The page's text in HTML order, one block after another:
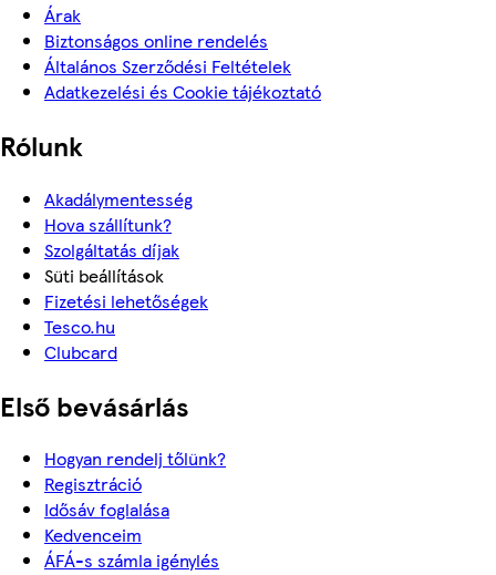
Árak
Biztonságos online rendelés
Általános Szerződési Feltételek
Adatkezelési és Cookie tájékoztató
Rólunk
Akadálymentesség
Hova szállítunk?
Szolgáltatás díjak
Süti beállítások
Fizetési lehetőségek
Tesco.hu
Clubcard
Első bevásárlás
Hogyan rendelj tőlünk?
Regisztráció
Idősáv foglalása
Kedvenceim
ÁFÁ-s számla igénylés